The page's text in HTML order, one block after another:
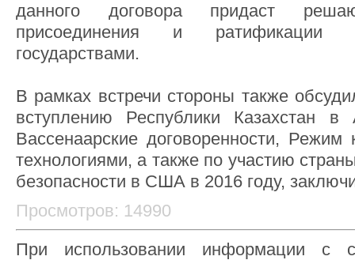
данного договора придаст
присоединения и ратификации
государствами.
В рамках встречи стороны также
вступлению Республики Казахстан в
Вассенаарские договоренности, Режим
технологиями, а также по участию
безопасности в США в 2016 году,
Просмотров: 14990
При использовании информации с